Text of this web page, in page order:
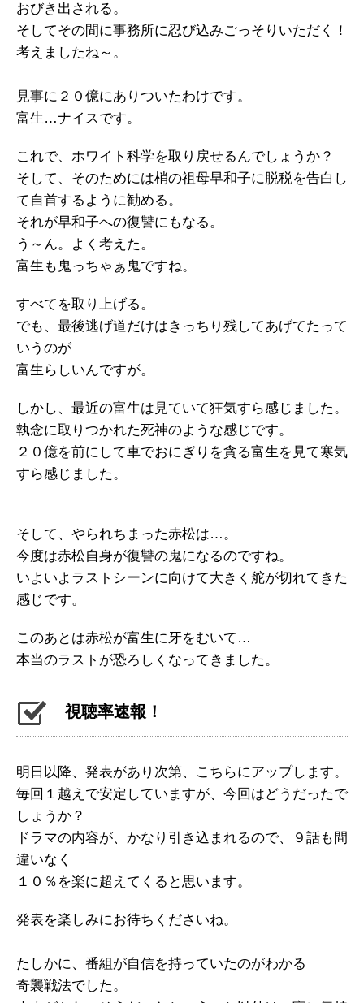
おびき出される。
そしてその間に事務所に忍び込みごっそりいただく！
考えましたね～。
見事に２０億にありついたわけです。
富生…ナイスです。
これで、ホワイト科学を取り戻せるんでしょうか？
そして、そのためには梢の祖母早和子に脱税を告白し
て自首するように勧める。
それが早和子への復讐にもなる。
う～ん。よく考えた。
富生も鬼っちゃぁ鬼ですね。
すべてを取り上げる。
でも、最後逃げ道だけはきっちり残してあげてたって
いうのが
富生らしいんですが。
しかし、最近の富生は見ていて狂気すら感じました。
執念に取りつかれた死神のような感じです。
２０億を前にして車でおにぎりを貪る富生を見て寒気
すら感じました。
そして、やられちまった赤松は…。
今度は赤松自身が復讐の鬼になるのですね。
いよいよラストシーンに向けて大きく舵が切れてきた
感じです。
このあとは赤松が富生に牙をむいて…
本当のラストが恐ろしくなってきました。
視聴率速報！
明日以降、発表があり次第、こちらにアップします。
毎回１越えで安定していますが、今回はどうだったで
しょうか？
ドラマの内容が、かなり引き込まれるので、９話も間
違いなく
１０％を楽に超えてくると思います。
発表を楽しみにお待ちくださいね。
たしかに、番組が自信を持っていたのがわかる
奇襲戦法でした。